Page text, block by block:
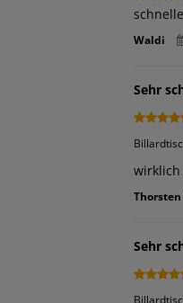
Waldi
Sehr
wirklich
Thorsten
Sehr